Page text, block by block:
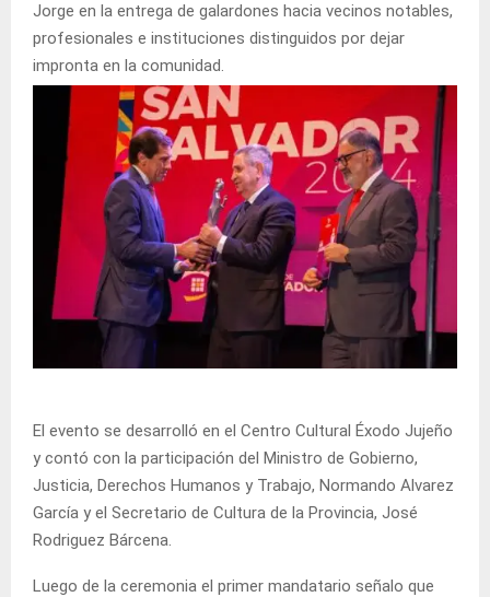
Jorge en la entrega de galardones hacia vecinos notables,
profesionales e instituciones distinguidos por dejar
impronta en la comunidad.
El evento se desarrolló en el Centro Cultural Éxodo Jujeño
y contó con la participación del Ministro de Gobierno,
Justicia, Derechos Humanos y Trabajo, Normando Alvarez
García y el Secretario de Cultura de la Provincia, José
Rodriguez Bárcena.
Luego de la ceremonia el primer mandatario señalo que